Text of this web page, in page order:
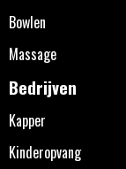
Bowlen
Massage
Bedrijven
Kapper
Kinderopvang